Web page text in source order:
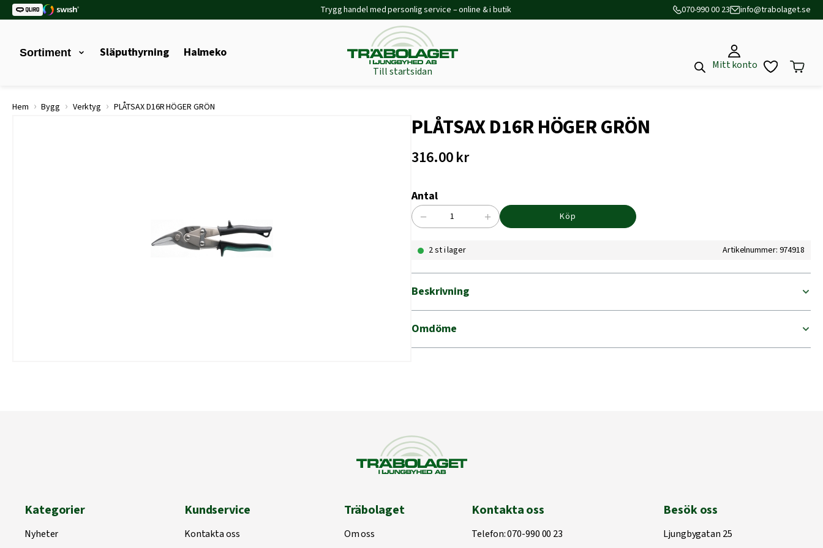
Trygg handel med personlig service – online & i butik 070-990 00 23 info@trabolaget.se
Sortiment Släputhyrning Halmeko
Till startsidan
Mitt konto
Hem › Bygg › Verktyg › PLÅTSAX D16R HÖGER GRÖN
PLÅTSAX D16R HÖGER GRÖN
316.00kr
Antal
PLÅTSAX
HÖGER
mängd
− + Köp
2 st i lager Artikelnummer: 974918
Beskrivning
Omdöme
Kategorier
Nyheter
Kundservice
Kontakta oss
Träbolaget
Om oss
Kontakta oss
Telefon:070-990 00 23
Besök oss
Ljungbygatan 25